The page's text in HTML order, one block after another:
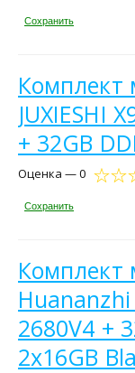
Сохранить
Комплект
JUXIESHI
+ 32GB
Оценка — 0
Сохранить
Комплект
Huananzhi
2680V4 +
2x16GB